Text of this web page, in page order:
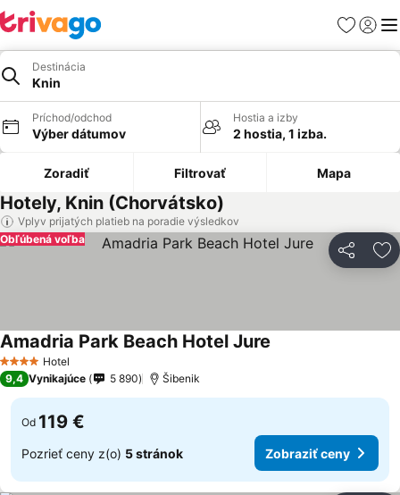
Obľúbené
Destinácia
Knin
Príchod/odchod
Výber dátumov
Hostia a izby
2 hostia, 1 izba.
Zoradiť Filtrovať Mapa
Hotely, Knin (Chorvátsko)
Vplyv prijatých platieb na poradie výsledkov
Zdieľať
Obľúbená voľba
4 Počet hviezdičiek
Hotel
Amadria Park Beach Hotel Jure
9,4 Vynikajúce 5 890 Šibenik
Od 119 €
Pozrieť ceny z(o) 5 stránok Zobraziť ceny